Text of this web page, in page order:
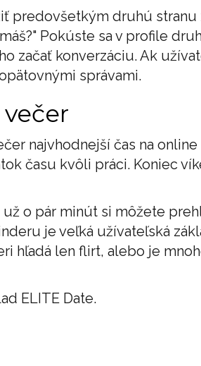
predovšetkým druhú stranu
Pokúste sa v profile
začať konverzáciu. Ak
správami.
najvhodnejší čas na online
času kvôli práci. Koniec
o pár minút si môžete
je veľká užívateľská
hľadá len flirt, alebo je
ELITE Date.